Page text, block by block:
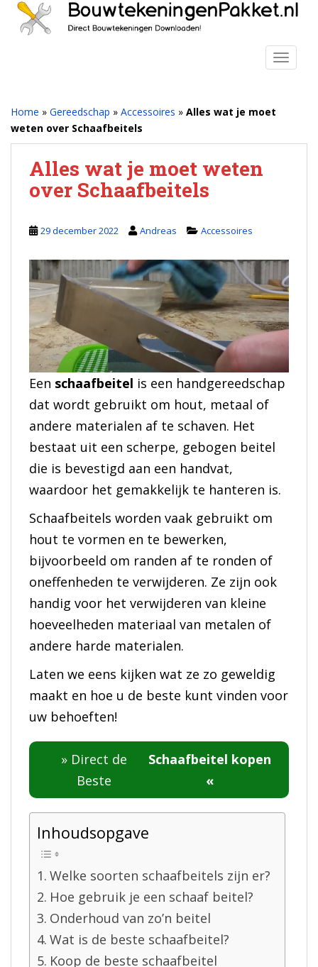
Home » Gereedschap » Accessoires » Alles wat je moet
weten over Schaafbeitels
Alles wat je moet weten
over Schaafbeitels
29 december 2022 Andreas Accessoires
Een schaafbeitel is een handgereedschap
dat wordt gebruikt om hout, metaal of
andere materialen af te schaven. Het
bestaat uit een scherpe, gebogen beitel
die is bevestigd aan een handvat,
waardoor het gemakkelijk te hanteren is.
Schaafbeitels worden vaak gebruikt om
hout te vormen en te bewerken,
bijvoorbeeld om randen af te ronden of
oneffenheden te verwijderen. Ze zijn ook
handig voor het verwijderen van kleine
hoeveelheden materiaal van metalen of
andere harde materialen.
Laten we eens kijken wat ze zo geweldig
maakt en hoe u de beste kunt vinden voor
uw behoeften!
» Direct de
Beste
Schaafbeitel kopen
«
Inhoudsopgave
Welke soorten schaafbeitels zijn er?
Hoe gebruik je een schaaf beitel?
Onderhoud van zo’n beitel
Wat is de beste schaafbeitel?
Koop de beste schaafbeitel